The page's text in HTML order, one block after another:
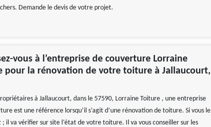
Demande le devis de votre projet.
vous à l’entreprise de couverture Lorraine
pour la rénovation de votre toiture à Jallaucourt,
à Jallaucourt, dans le 57590, Lorraine Toiture , une entreprise
est une référence lorsqu’il s’agit d’une rénovation de toiture. Si vous le
il va vérifier sur site l’état de votre toiture. Il va vous conseiller sur les